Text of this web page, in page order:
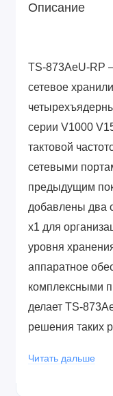
Описание
TS-873AeU-RP
сетевое
серии V1000
тактовой
сетевыми
предыдущим
добавлены два
x1 для
уровня
аппаратное
комплексными
делает TS-
решения таких
Читать дальше